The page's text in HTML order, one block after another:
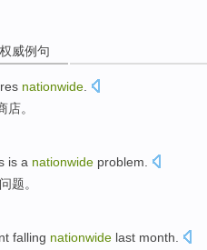
权威例句
nationwide
店。
is a nationwide problem
问题。
falling nationwide last month